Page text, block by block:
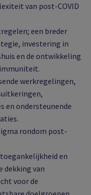
van post-COVID
een breder
investering in
en de ontwikkeling
werkregelingen,
en ondersteunende
rondom post-
en
dekking van
voor de